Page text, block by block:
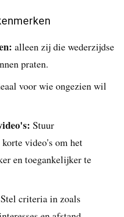
alleen zij die wederzijdse
praten.
voor wie ongezien wil
Stuur
video's om het
en toegankelijker te
Stel criteria in zoals